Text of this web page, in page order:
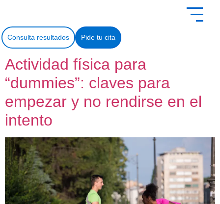
Consulta resultados Pide tu cita
Actividad física para
“dummies”: claves para
empezar y no rendirse en el
intento